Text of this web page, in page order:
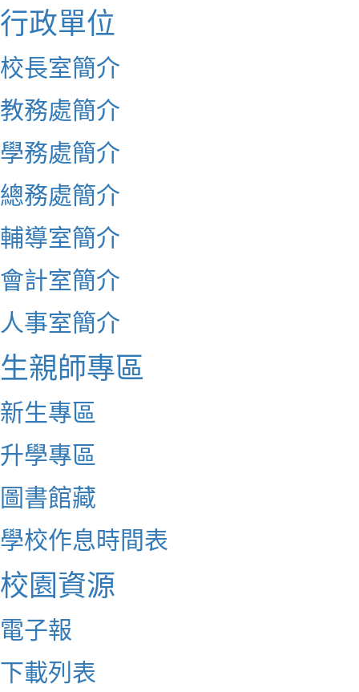
行政單位
校長室簡介
教務處簡介
學務處簡介
總務處簡介
輔導室簡介
會計室簡介
人事室簡介
生親師專區
新生專區
升學專區
圖書館藏
學校作息時間表
校園資源
電子報
下載列表